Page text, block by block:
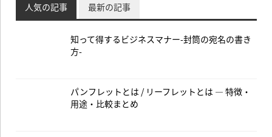
人気の記事 最新の記事
知って得するビジネスマナー-封筒の宛名の書き
方-
パンフレットとは / リーフレットとは — 特徴・
用途・比較まとめ